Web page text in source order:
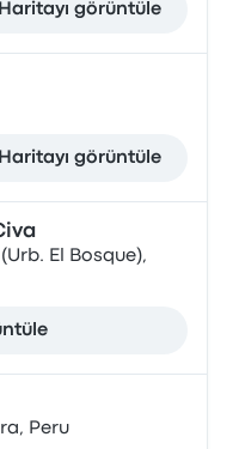
Haritayı görüntüle
Haritayı görüntüle
El Bosque),
Peru